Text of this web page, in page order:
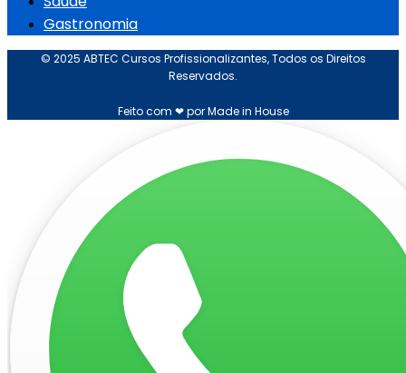
Gastronomia
© 2025 ABTEC Cursos Profissionalizantes, Todos os Direitos
Reservados.
Feito com ❤ por Made in House